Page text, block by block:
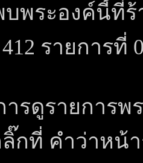
พระองค์นี้ที่ร้
412 รายการที่
ารดูรายการพ
กที่ คำว่าหน้